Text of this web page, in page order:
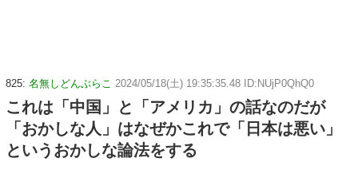
825: 名無しどんぶらこ 2024/05/18(土) 19:35:35.48 ID:NUjP0QhQ0
これは「中国」と「アメリカ」の話なのだが
「おかしな人」はなぜかこれで「日本は悪い」
というおかしな論法をする